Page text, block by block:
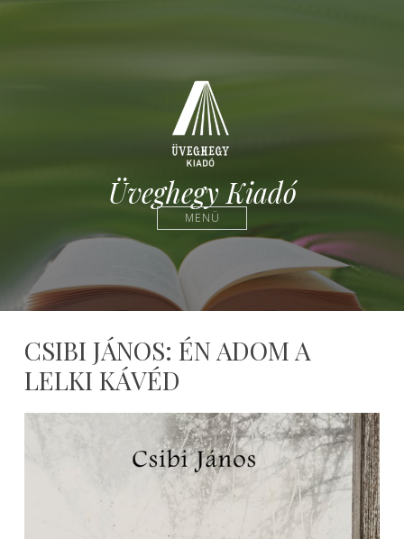
Üveghegy Kiadó
MENÜ
CSIBI JÁNOS: ÉN ADOM A
LELKI KÁVÉD